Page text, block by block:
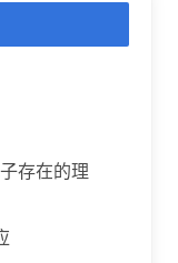
存在的理